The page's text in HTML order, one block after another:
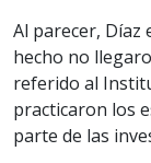
Al parecer, Díaz
hecho no
referido al
practicaron los
parte de las